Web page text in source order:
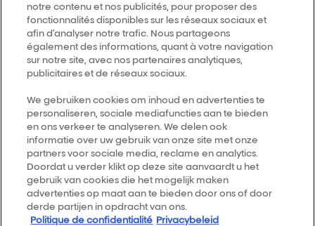
Trouver un salon
Follow us
L’Oréal Professionnel
14, rue Royale 75008 PARIS
consumercareNL@loreal.com
Retour haut de page
Choisir votre pays
notre contenu et nos publicités, pour proposer des
fonctionnalités disponibles sur les réseaux sociaux et
afin d’analyser notre trafic. Nous partageons
également des informations, quant à votre navigation
sur notre site, avec nos partenaires analytiques,
publicitaires et de réseaux sociaux.
We gebruiken cookies om inhoud en advertenties te
personaliseren, sociale mediafuncties aan te bieden
en ons verkeer te analyseren. We delen ook
informatie over uw gebruik van onze site met onze
partners voor sociale media, reclame en analytics.
Doordat u verder klikt op deze site aanvaardt u het
gebruik van cookies die het mogelijk maken
advertenties op maat aan te bieden door ons of door
derde partijen in opdracht van ons.
Politique de confidentialité Privacybeleid